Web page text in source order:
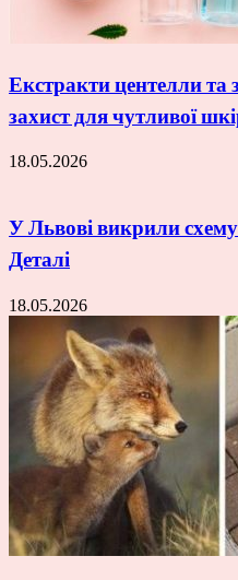
Екстракти центелли та
захист для чутливої
18.05.2026
У Львові викрили
Деталі
18.05.2026